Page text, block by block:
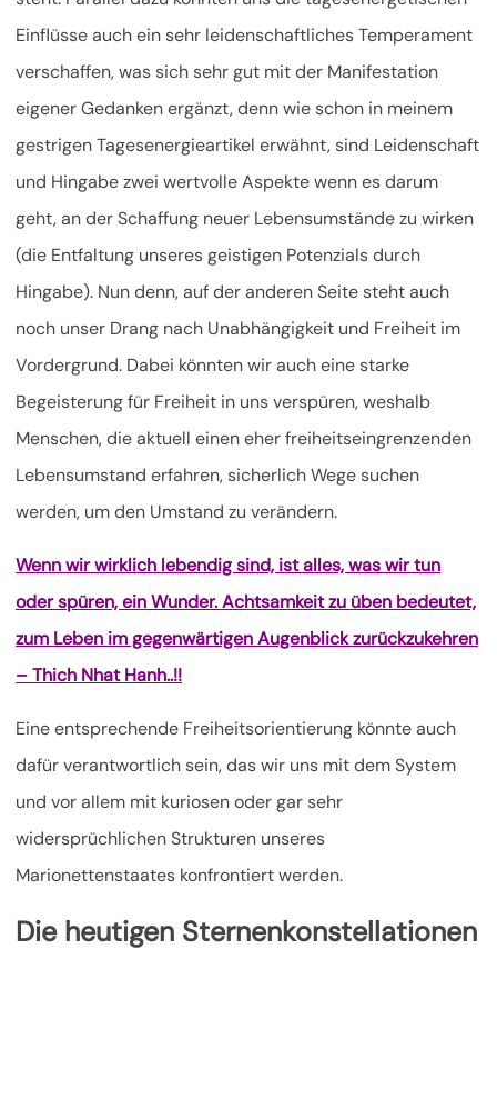
Einflüsse auch ein sehr leidenschaftliches Temperament
verschaffen, was sich sehr gut mit der Manifestation
eigener Gedanken ergänzt, denn wie schon in meinem
gestrigen Tagesenergieartikel erwähnt, sind Leidenschaft
und Hingabe zwei wertvolle Aspekte wenn es darum
geht, an der Schaffung neuer Lebensumstände zu wirken
(die Entfaltung unseres geistigen Potenzials durch
Hingabe). Nun denn, auf der anderen Seite steht auch
noch unser Drang nach Unabhängigkeit und Freiheit im
Vordergrund. Dabei könnten wir auch eine starke
Begeisterung für Freiheit in uns verspüren, weshalb
Menschen, die aktuell einen eher freiheitseingrenzenden
Lebensumstand erfahren, sicherlich Wege suchen
werden, um den Umstand zu verändern.
Wenn wir wirklich lebendig sind, ist alles, was wir tun
oder spüren, ein Wunder. Achtsamkeit zu üben bedeutet,
zum Leben im gegenwärtigen Augenblick zurückzukehren
– Thich Nhat Hanh..!!
Eine entsprechende Freiheitsorientierung könnte auch
dafür verantwortlich sein, das wir uns mit dem System
und vor allem mit kuriosen oder gar sehr
widersprüchlichen Strukturen unseres
Marionettenstaates konfrontiert werden.
Die heutigen Sternenkonstellationen